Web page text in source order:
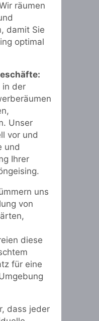
räumen
damit Sie
optimal
in der
Unser
vor und
und
Ihrer
uns
von
diese
für eine
dass jeder